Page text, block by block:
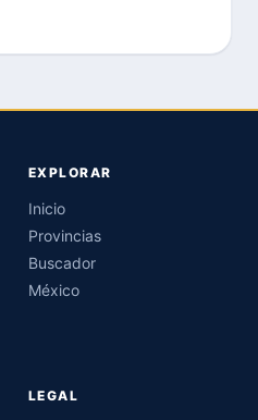
EXPLORAR
Inicio
Provincias
Buscador
México
LEGAL